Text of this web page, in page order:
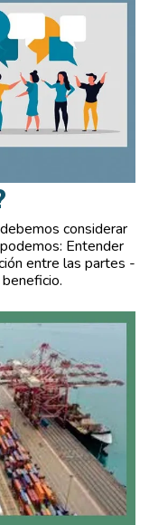
considerar
Entender
entre las partes -